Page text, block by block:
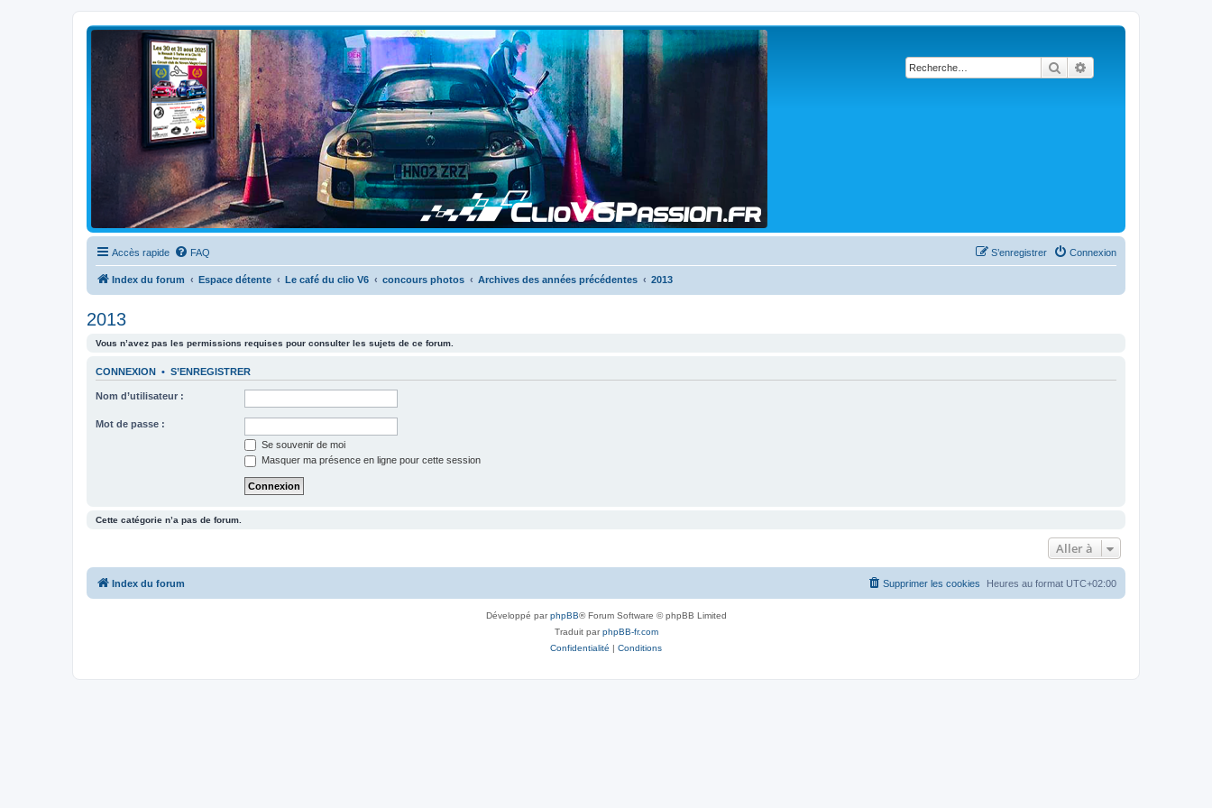
Rechercher
Clio V6 Passion
Le site français des passionnés de Clio V6
Accès rapide FAQ Connexion
S’enregistrer
Index du forum Espace détente Le café du clio V6 concours photos Archives des années précédentes 2013
2013
Vous n’avez pas les permissions requises pour consulter les sujets de ce forum.
CONNEXION • S’ENREGISTRER
Nom d’utilisateur :
Mot de passe :
Se souvenir de moi
Masquer ma présence en ligne pour cette session
Cette catégorie n’a pas de forum.
Aller à
Index du forum Heures au format UTC+02:00
Supprimer les cookies
Développé parphpBB® Forum Software © phpBB Limited
Traduit parphpBB-fr.com
Confidentialité | Conditions